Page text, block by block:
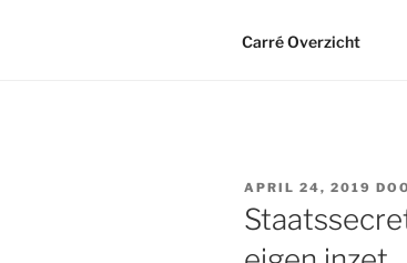
Carré Overzicht
GEPLAATST
OP
APRIL 24, 2019